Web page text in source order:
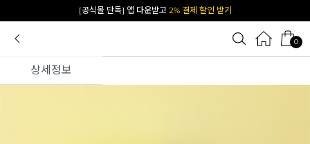
카카오 플친 추가하면1천원 즉시 할인 쿠폰
0
상세정보